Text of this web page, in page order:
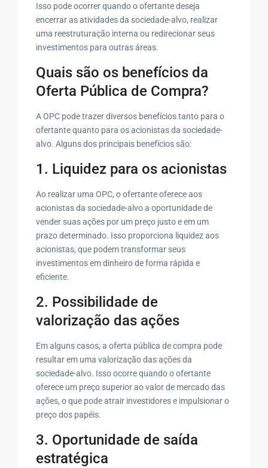
Isso pode ocorrer quando o ofertante deseja
encerrar as atividades da sociedade-alvo, realizar
uma reestruturação interna ou redirecionar seus
investimentos para outras áreas.
Quais são os benefícios da
Oferta Pública de Compra?
A OPC pode trazer diversos benefícios tanto para o
ofertante quanto para os acionistas da sociedade-
alvo. Alguns dos principais benefícios são:
1. Liquidez para os acionistas
Ao realizar uma OPC, o ofertante oferece aos
acionistas da sociedade-alvo a oportunidade de
vender suas ações por um preço justo e em um
prazo determinado. Isso proporciona liquidez aos
acionistas, que podem transformar seus
investimentos em dinheiro de forma rápida e
eficiente.
2. Possibilidade de
valorização das ações
Em alguns casos, a oferta pública de compra pode
resultar em uma valorização das ações da
sociedade-alvo. Isso ocorre quando o ofertante
oferece um preço superior ao valor de mercado das
ações, o que pode atrair investidores e impulsionar o
preço dos papéis.
3. Oportunidade de saída
estratégica